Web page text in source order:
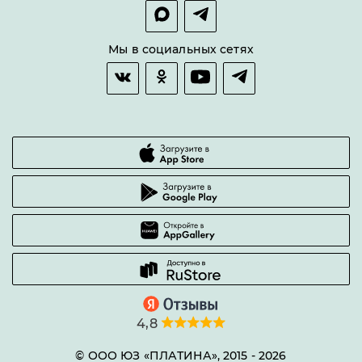
Гарантии качества
Часто задаваемые вопросы
Мы в социальных сетях
4,8
© ООО ЮЗ «ПЛАТИНА», 2015 - 2026